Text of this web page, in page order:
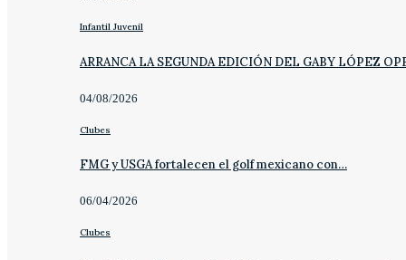
Infantil Juvenil
ARRANCA LA SEGUNDA EDICIÓN DEL GABY LÓPEZ
04/08/2026
Clubes
FMG y USGA fortalecen el golf mexicano con…
06/04/2026
Clubes